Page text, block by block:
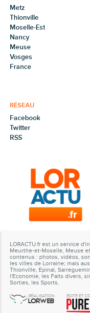
Metz
Thionville
Moselle-Est
Nancy
Meuse
Vosges
France
RÉSEAU
Facebook
Twitter
RSS
LORACTU.fr est un service
Meurthe-et-Moselle, Meuse
contenus : photos, vidéos,
les villes de Lorraine; mais
Thionville, Epinal,
l'Economie, les Faits divers,
Sorties, les Sports.
RÉALISATION ÉDITÉ ET